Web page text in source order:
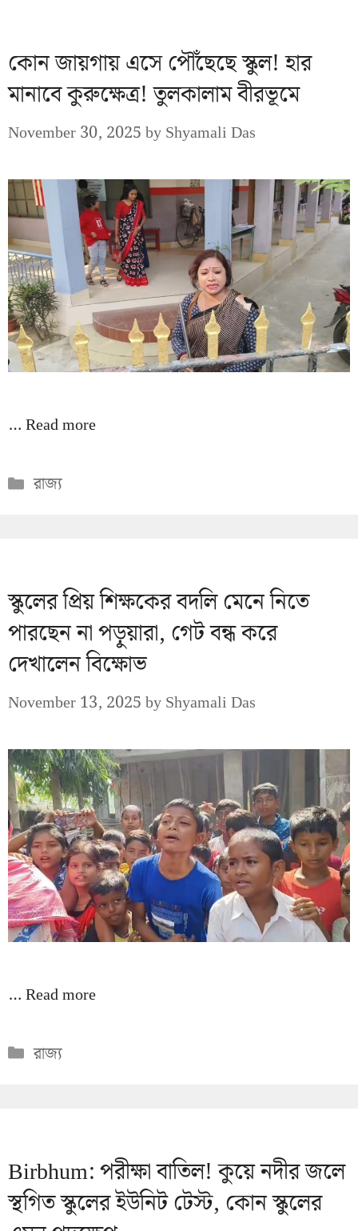
কোন জায়গায় এসে পৌঁছেছে স্কুল! হার
মানাবে কুরুক্ষেত্র! তুলকালাম বীরভূমে
November 30, 2025byShyamali Das
…Read more
Categories
রাজ্য
স্কুলের প্রিয় শিক্ষকের বদলি মেনে নিতে
পারছেন না পড়ুয়ারা, গেট বন্ধ করে
দেখালেন বিক্ষোভ
November 13, 2025byShyamali Das
…Read more
Categories
রাজ্য
Birbhum: পরীক্ষা বাতিল! কুয়ে নদীর জলে
স্থগিত স্কুলের ইউনিট টেস্ট, কোন স্কুলের